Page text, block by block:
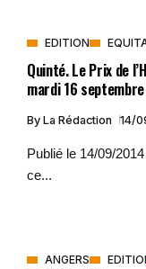
EDITION
Quinté. Le Prix de
mardi 16
By La Rédaction 14/
Publié le 14/09/
ce...
ANGERS